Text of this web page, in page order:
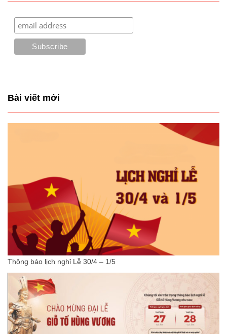
Bài viết mới
Thông báo lịch nghỉ Lễ 30/4 – 1/5